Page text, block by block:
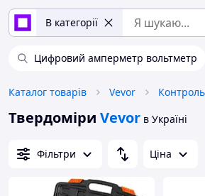
В категорії
Цифровий амперметр вольтметр
Каталог товарів Vevor
Твердоміри Vevor в Україні
Фільтри Ціна